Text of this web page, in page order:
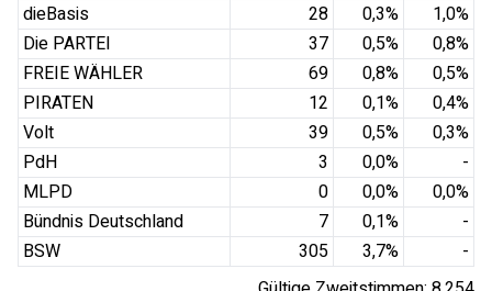
dieBasis
28 0,3% 1,0%
Die PARTEI
37 0,5% 0,8%
FREIE WÄHLER
69 0,8% 0,5%
PIRATEN
12 0,1% 0,4%
Volt
39 0,5% 0,3%
PdH
3 0,0%
-
MLPD
0 0,0% 0,0%
Bündnis Deutschland
7 0,1%
-
BSW
305 3,7%
-